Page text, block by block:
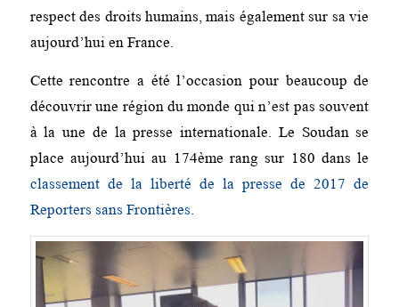
respect des droits humains, mais également sur sa vie
aujourd’hui en France.
Cette rencontre a été l’occasion pour beaucoup de
découvrir une région du monde qui n’est pas souvent
à la une de la presse internationale. Le Soudan se
place aujourd’hui au 174ème rang sur 180 dans le
classement de la liberté de la presse de 2017 de
Reporters sans Frontières.